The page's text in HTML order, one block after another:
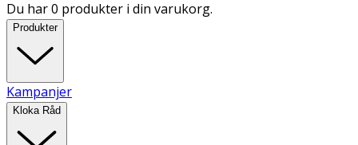
Du har 0 produkter i din varukorg.
Produkter
Kampanjer
Kloka Råd